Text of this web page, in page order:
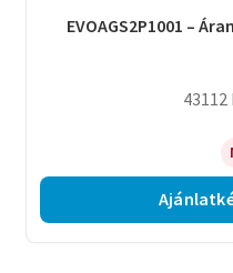
EVOAGS2P1001 –
43112